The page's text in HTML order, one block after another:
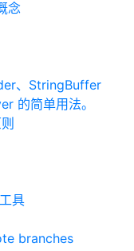
念
、StringBuffer
的简单用法。
具
branches